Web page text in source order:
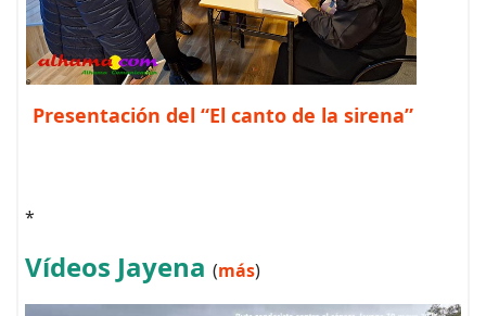
Presentación del “El canto de la sirena”
*
Vídeos Jayena (más)